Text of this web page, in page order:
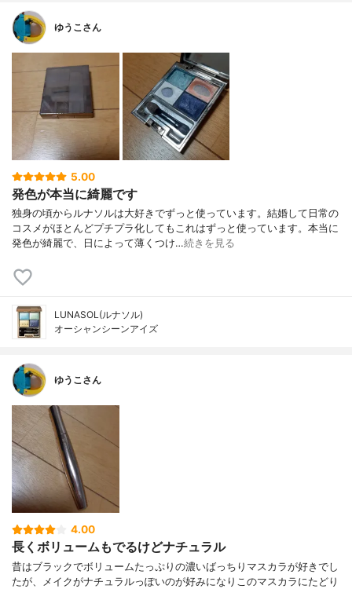
ゆうこさん
5.00
発色が本当に綺麗です
独身の頃からルナソルは大好きでずっと使っています。結婚して日常の
コスメがほとんどプチプラ化してもこれはずっと使っています。本当に
発色が綺麗で、日によって薄くつけ…続きを見る
LUNASOL(ルナソル)
オーシャンシーンアイズ
ゆうこさん
4.00
長くボリュームもでるけどナチュラル
昔はブラックでボリュームたっぷりの濃いばっちりマスカラが好きでし
たが、メイクがナチュラルっぽいのが好みになりこのマスカラにたどり